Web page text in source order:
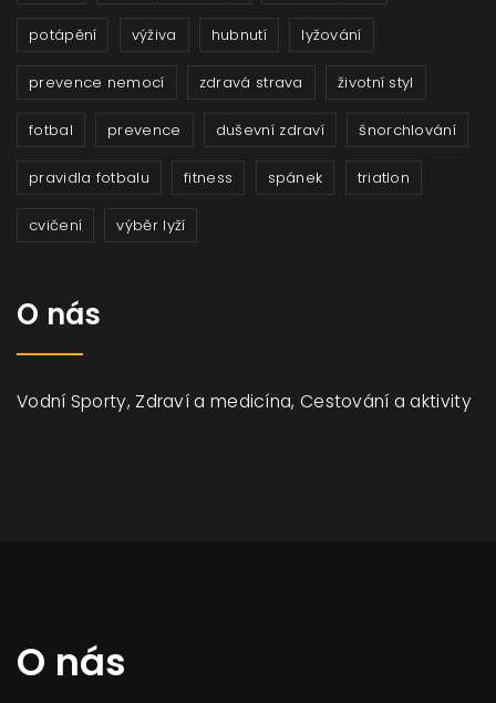
potápění výživa hubnutí lyžování
prevence nemocí zdravá strava životní styl
fotbal prevence duševní zdraví šnorchlování
pravidla fotbalu fitness spánek triatlon
cvičení výběr lyží
O nás
Vodní Sporty, Zdraví a medicína, Cestování a aktivity
O nás